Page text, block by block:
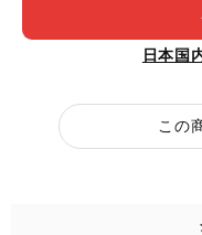
日本国
この